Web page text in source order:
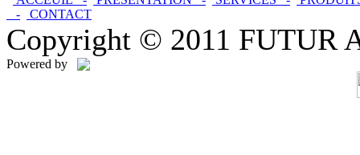
-
CONTACT
Copyright © 2011 FUTUR
Powered by